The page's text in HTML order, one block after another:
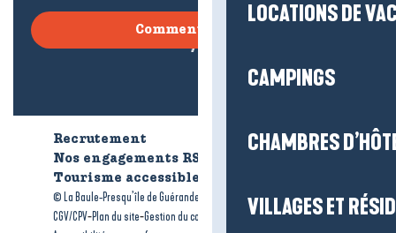
LOCATIONS DE
CAMPINGS
CHAMBRES
VILLAGES ET
Comment venir ?
Recrutement
Qui sommes-nous ?
Nos engagements RSE
Tourisme accessible
© La Baule-Presqu’île de Guérande tourisme Mentions légales-
CGV/CPV-Plan du site-Gestion du consentement -